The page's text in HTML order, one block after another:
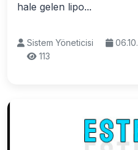
hale gelen lipo...
Sistem Yöneticisi
113